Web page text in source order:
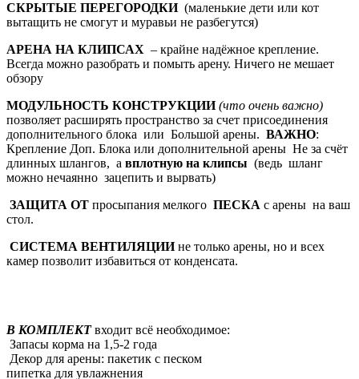
СКРЫТЫЕ ПЕРЕГОРОДКИ(маленькие дети или кот
вытащить не смогут и муравьи не разбегутся)
АРЕНА НА КЛИПСАХ – крайне надёжное крепление.
Всегда можно разобрать и помыть арену. Ничего не мешает
обзору
МОДУЛЬНОСТЬ КОНСТРУКЦИИ (что очень важно)
позволяет расширять пространство за счет присоединения
дополнительного блока или Большой арены. ВАЖНО:
Крепление Доп. Блока или дополнительной арены Не за счёт
длинных шлангов, а вплотную на клипсы (ведь шланг
можно нечаянно зацепить и вырвать)
ЗАЩИТА ОТ просыпания мелкого ПЕСКА с арены на ваш
стол.
СИСТЕМА ВЕНТИЛЯЦИИне только арены, но и всех
камер позволит избавиться от конденсата.
В КОМПЛЕКТвходит всё необходимое:
Запасы корма на 1,5-2 года
Декор для арены: пакетик с песком
пипетка для увлажнения